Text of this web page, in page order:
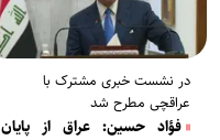
در نشست خبری مشترک با
عراقچی مطرح شد
فؤاد حسین: عراق از پایان